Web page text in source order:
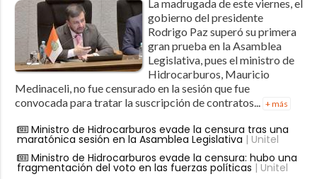
La madrugada de este viernes, el
gobierno del presidente
Rodrigo Paz superó su primera
gran prueba en la Asamblea
Legislativa, pues el ministro de
Hidrocarburos, Mauricio
Medinaceli, no fue censurado en la sesión que fue
convocada para tratar la suscripción de contratos...
+ más
Ministro de Hidrocarburos evade la censura tras una
maratónica sesión en la Asamblea Legislativa | Unitel
Ministro de Hidrocarburos evade la censura: hubo una
fragmentación del voto en las fuerzas políticas | Unitel